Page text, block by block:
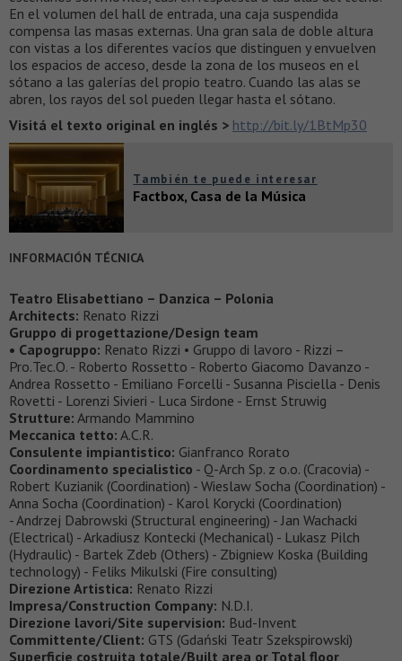
En el volumen del hall de entrada, una caja suspendida
compensa las masas externas. Una gran sala de doble altura
con vistas a los diferentes vacíos que distinguen y envuelven
los espacios de acceso, desde la zona de los museos en el
sótano a las galerías del propio teatro. Cuando las alas se
abren, los rayos del sol pueden llegar hasta el sótano.
Visitá el texto original en inglés > http://bit.ly/1BtMp30
También te puede interesar
Factbox, Casa de la Música
INFORMACIÓN TÉCNICA
Teatro Elisabettiano – Danzica – Polonia
Architects: Renato Rizzi
Gruppo di progettazione/Design team
• Capogruppo: Renato Rizzi • Gruppo di lavoro - Rizzi –
Pro.Tec.O. - Roberto Rossetto - Roberto Giacomo Davanzo -
Andrea Rossetto - Emiliano Forcelli - Susanna Pisciella - Denis
Rovetti - Lorenzi Sivieri - Luca Sirdone - Ernst Struwig
Strutture: Armando Mammino
Meccanica tetto: A.C.R.
Consulente impiantistico: Gianfranco Rorato
Coordinamento specialistico - Q-Arch Sp. z o.o. (Cracovia) -
Robert Kuzianik (Coordination) - Wieslaw Socha (Coordination) -
Anna Socha (Coordination) - Karol Korycki (Coordination)
- Andrzej Dabrowski (Structural engineering) - Jan Wachacki
(Electrical) - Arkadiusz Kontecki (Mechanical) - Lukasz Pilch
(Hydraulic) - Bartek Zdeb (Others) - Zbigniew Koska (Building
technology) - Feliks Mikulski (Fire consulting)
Direzione Artistica: Renato Rizzi
Impresa/Construction Company: N.D.I.
Direzione lavori/Site supervision: Bud-Invent
Committente/Client: GTS (Gdański Teatr Szekspirowski)
Superficie costruita totale/Built area or Total floor